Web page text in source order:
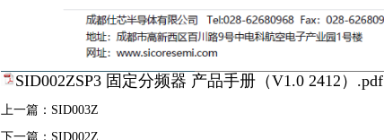
SID002ZSP3 固定分频器 产品手册（V1.0 2412）.pdf
上一篇： SID003Z
下一篇： SID002Z